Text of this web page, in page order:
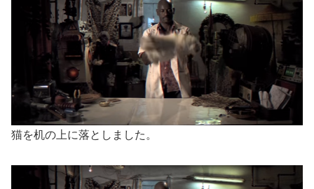
猫を机の上に落としました。